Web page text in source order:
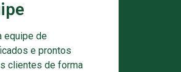
equipe de
e prontos
clientes de forma